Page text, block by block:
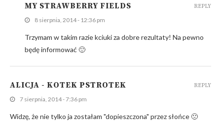
MY STRAWBERRY FIELDS
8 sierpnia, 2014 - 12:36 pm
Trzymam w takim razie kciuki za dobre rezultaty! Na pewno
będę informować 🙂
REPLY
ALICJA - KOTEK PSTROTEK
7 sierpnia, 2014 - 7:36 pm
Widzę, że nie tylko ja zostałam "dopieszczona" przez słońce 🙁
REPLY